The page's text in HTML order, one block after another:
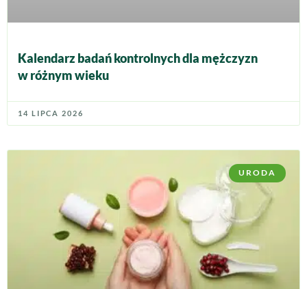
Kalendarz badań kontrolnych dla mężczyzn
w różnym wieku
14 LIPCA 2026
URODA